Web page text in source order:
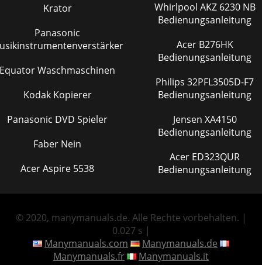
Krator
Panasonic
Equator Waschmaschinen
Kodak Kopierer
Panasonic DVD Spieler
Faber Nein
Acer Aspire 5538
Whirlpool AKZ 6230 NB
Bedienungsanleitung
Acer B276HK
Bedienungsanleitung
Philips 32PFL3505D-F7
Bedienungsanleitung
Jensen XA4150
Bedienungsanleitung
Acer ED323QUR
Bedienungsanleitung
© 2020, manymanuals.de. Alle Rechte vorbehalten. |
0.027 s |
Manymanuals.com
Manymanuals.de
Manymanuals.fr
Manymanuals.it